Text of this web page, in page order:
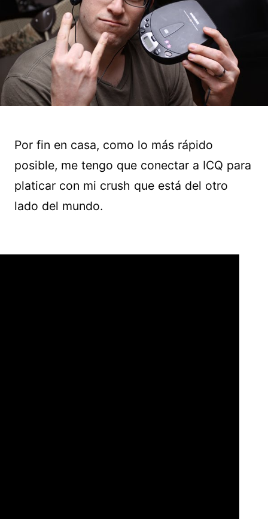
Por fin en casa, como lo más rápido
posible, me tengo que conectar a ICQ para
platicar con mi crush que está del otro
lado del mundo.